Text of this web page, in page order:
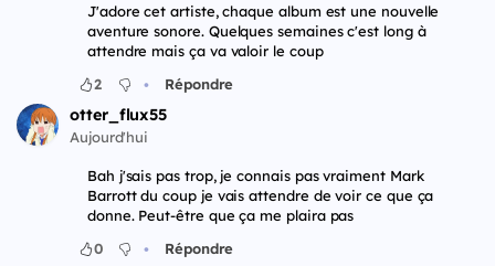
J'adore cet artiste, chaque album est une nouvelle
aventure sonore. Quelques semaines c'est long à
attendre mais ça va valoir le coup
2
• Répondre
otter_flux55
Aujourd'hui
Bah j'sais pas trop, je connais pas vraiment Mark
Barrott du coup je vais attendre de voir ce que ça
donne. Peut-être que ça me plaira pas
0
• Répondre